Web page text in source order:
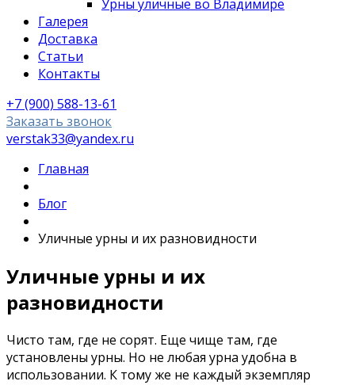
Урны уличные во Владимире
Галерея
Доставка
Статьи
Контакты
+7 (900) 588-13-61
Заказать звонок
verstak33@yandex.ru
Главная
Блог
Уличные урны и их разновидности
Уличные урны и их
разновидности
Чисто там, где не сорят. Еще чище там, где
установлены урны. Но не любая урна удобна в
использовании. К тому же не каждый экземпляр